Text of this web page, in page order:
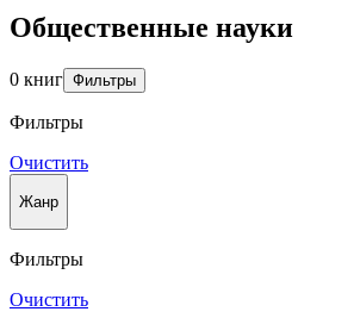
Общественные науки
0 книг Фильтры
Фильтры
Очистить
Жанр
Фильтры
Очистить